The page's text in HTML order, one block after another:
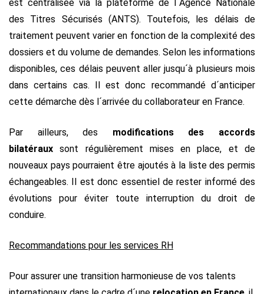
est centralisée via la plateforme de l´Agence Nationale
des Titres Sécurisés (ANTS). Toutefois, les délais de
traitement peuvent varier en fonction de la complexité des
dossiers et du volume de demandes. Selon les informations
disponibles, ces délais peuvent aller jusqu´à plusieurs mois
dans certains cas. Il est donc recommandé d´anticiper
cette démarche dès l´arrivée du collaborateur en France.
Par ailleurs, des modifications des accords
bilatéraux sont régulièrement mises en place, et de
nouveaux pays pourraient être ajoutés à la liste des permis
échangeables. Il est donc essentiel de rester informé des
évolutions pour éviter toute interruption du droit de
conduire.
Recommandations pour les services RH
Pour assurer une transition harmonieuse de vos talents